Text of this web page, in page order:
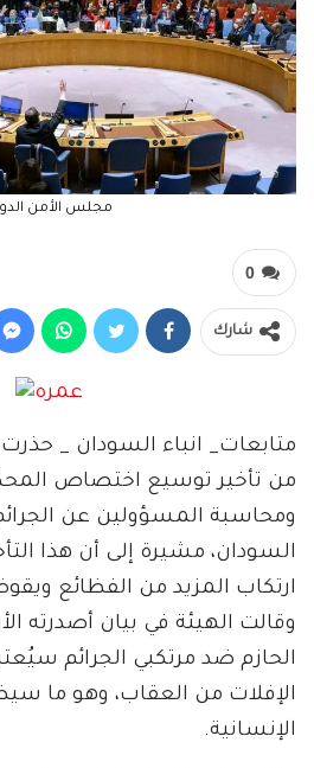
مجلس الأمن
0
شارك
متابعات_ انباء السودان _
من تأخير توسيع اختصاص
ومحاسبة المسؤولين عن
السودان، مشيرة إلى أن هذا
ارتكاب المزيد من الفظائع
وقالت الهيئة في بيان أصدرته
الحازم ضد مرتكبي الجرائم
الإفلات من العقاب، وهو ما
الإنسانية.